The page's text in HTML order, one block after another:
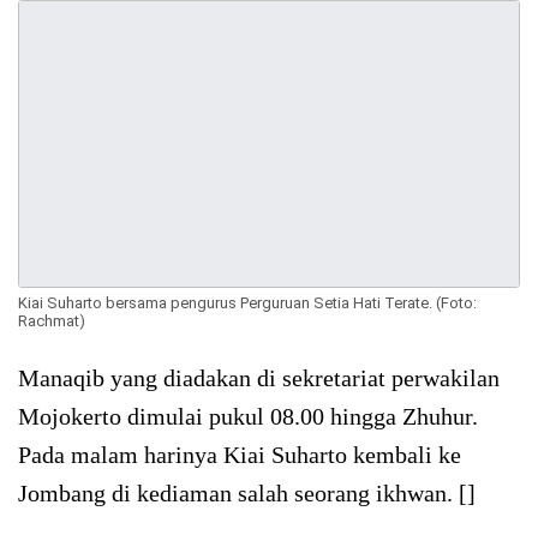
Kiai Suharto bersama pengurus Perguruan Setia Hati Terate. (Foto:
Rachmat)
Manaqib yang diadakan di sekretariat perwakilan
Mojokerto dimulai pukul 08.00 hingga Zhuhur.
Pada malam harinya Kiai Suharto kembali ke
Jombang di kediaman salah seorang ikhwan. []